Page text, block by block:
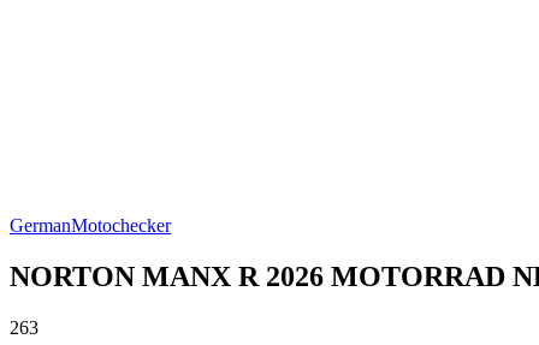
GermanMotochecker
NORTON MANX R 2026 MOTORRAD
263